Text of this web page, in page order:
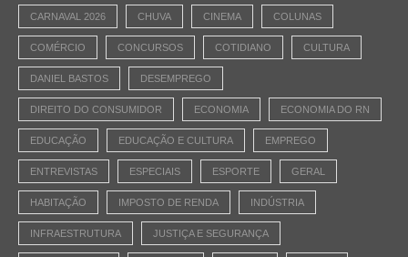
CARNAVAL 2026 CHUVA CINEMA COLUNAS
COMÉRCIO CONCURSOS COTIDIANO CULTURA
DANIEL BASTOS DESEMPREGO
DIREITO DO CONSUMIDOR ECONOMIA ECONOMIA DO RN
EDUCAÇÃO EDUCAÇÃO E CULTURA EMPREGO
ENTREVISTAS ESPECIAIS ESPORTE GERAL
HABITAÇÃO IMPOSTO DE RENDA INDÚSTRIA
INFRAESTRUTURA JUSTIÇA E SEGURANÇA